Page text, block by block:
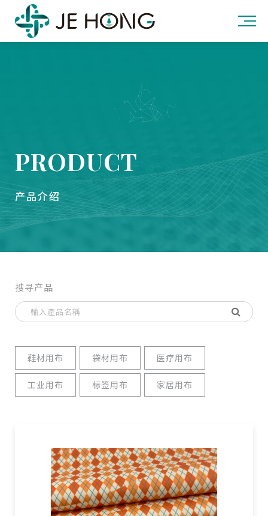
PRODUCT
产品介绍
搜寻产品
鞋材用布 袋材用布 医疗用布
工业用布 标签用布 家居用布